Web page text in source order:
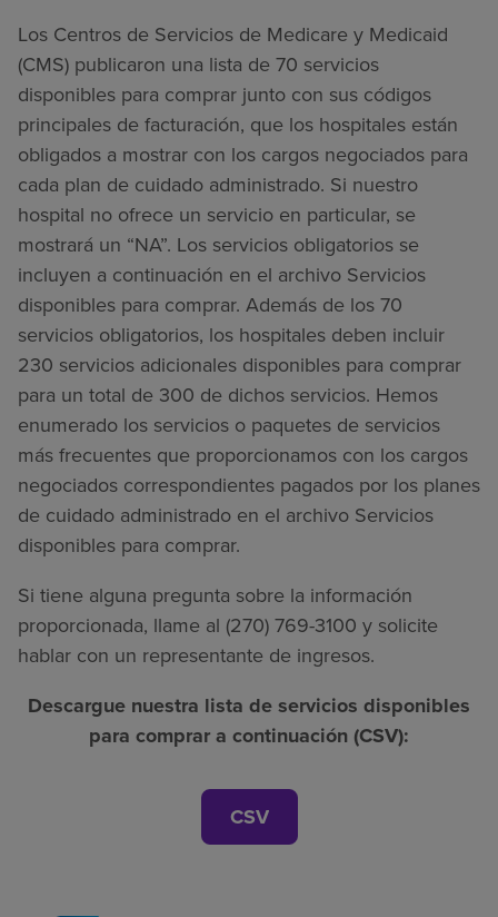
Los Centros de Servicios de Medicare y Medicaid
(CMS) publicaron una lista de 70 servicios
disponibles para comprar junto con sus códigos
principales de facturación, que los hospitales están
obligados a mostrar con los cargos negociados para
cada plan de cuidado administrado. Si nuestro
hospital no ofrece un servicio en particular, se
mostrará un “NA”. Los servicios obligatorios se
incluyen a continuación en el archivo Servicios
disponibles para comprar. Además de los 70
servicios obligatorios, los hospitales deben incluir
230 servicios adicionales disponibles para comprar
para un total de 300 de dichos servicios. Hemos
enumerado los servicios o paquetes de servicios
más frecuentes que proporcionamos con los cargos
negociados correspondientes pagados por los planes
de cuidado administrado en el archivo Servicios
disponibles para comprar.
Si tiene alguna pregunta sobre la información
proporcionada, llame al (270) 769-3100 y solicite
hablar con un representante de ingresos.
Descargue nuestra lista de servicios disponibles
para comprar a continuación (CSV):
CSV